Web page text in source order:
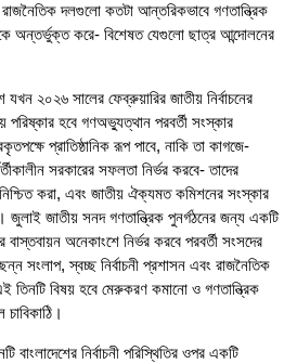
দলগুলো কতটা আন্তরিকভাবে গণতান্ত্রিক
অন্তর্ভুক্ত করে- বিশেষত যেগুলো ছাত্র আন্দোলনের
যখন ২০২৬ সালের ফেব্রুয়ারির জাতীয় নির্বাচনের
হবে গণঅভ্যুত্থান পরবর্তী সংস্কার
প্রাতিষ্ঠানিক রূপ পাবে, নাকি তা কাগজে-
সরকারের সফলতা নির্ভর করবে- তাদের
নিশ্চিত করা, এবং জাতীয় ঐক্যমত কমিশনের সংস্কার
জুলাই জাতীয় সনদ গণতান্ত্রিক পুনর্গঠনের জন্য একটি
অনেকাংশে নির্ভর করবে পরবর্তী সংসদের
সংলাপ, স্বচ্ছ নির্বাচনী প্রশাসন এবং রাজনৈতিক
তিনটি বিষয় হবে মেরুকরণ কমানো ও গণতান্ত্রিক
বাংলাদেশের নির্বাচনী পরিস্থিতির ওপর একটি